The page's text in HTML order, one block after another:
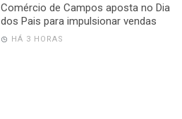
Comércio de Campos aposta no Dia
dos Pais para impulsionar vendas
HÁ 3 HORAS